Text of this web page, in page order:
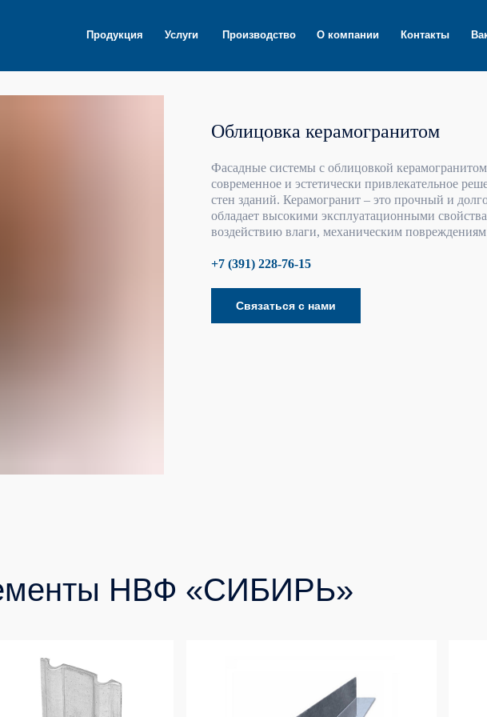
Вакансии
Контакты
О компании
Производство
Услуги
Продукция
Облицовка керамогранитом
Фасадные системы с облицовкой
современное и эстетически привлекательное
стен зданий. Керамогранит – это прочный и
обладает высокими эксплуатационными
воздействию влаги, механическим
+7 (391) 228-76-15
Связаться с нами